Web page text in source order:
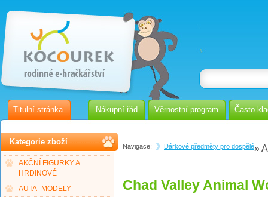
Titulní stránka Nákupní řád Věrnostní program Často
Kategorie zboží
AKČNÍ FIGURKY A
HRDINOVÉ
AUTA- MODELY
Navigace: Dárkové předměty pro dospělé»
Chad Valley Animal